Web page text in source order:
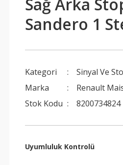
Sandero 1
Kategori Sinyal Ve
Marka
Renault
Stok Kodu
8200734824
Uyumluluk Kontrolü